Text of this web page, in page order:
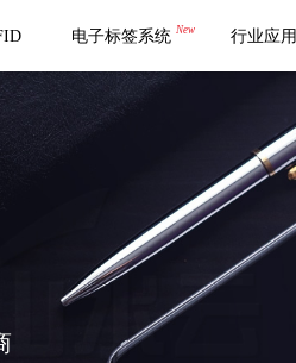
电子标签系统 New 行业应用